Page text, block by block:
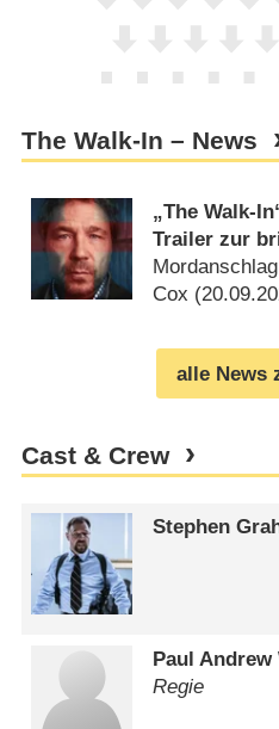
The Walk-In – News
„The Walk-
Trailer zur
Serie
Cox (
alle News
Cast & Crew
Stephen
Paul
Regie